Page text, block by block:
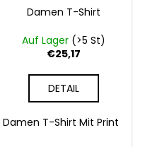
Damen T-Shirt
Auf Lager (>5 St)
€25,17
DETAIL
Damen T-Shirt Mit Print